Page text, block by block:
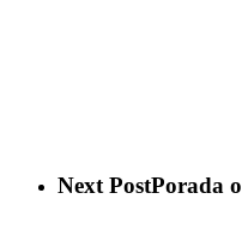
Next PostPorada